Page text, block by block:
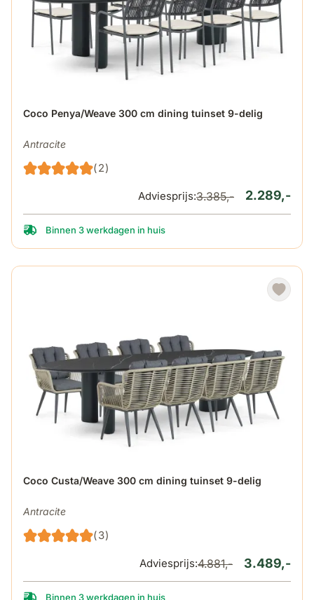
Coco Penya/Weave 300 cm dining tuinset 9-delig
Antracite
(2)
De prijs is afhankelijk van de gekozen opties op de
2.289,-
Adviesprijs:3.385,-
Binnen 3 werkdagen in huis
Coco Custa/Weave 300 cm dining tuinset 9-delig
Antracite
(3)
De prijs is afhankelijk van de gekozen opties op de
3.489,-
Adviesprijs:4.881,-
Binnen 3 werkdagen in huis